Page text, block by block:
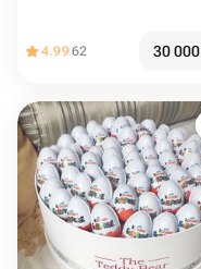
4.9962 30 000